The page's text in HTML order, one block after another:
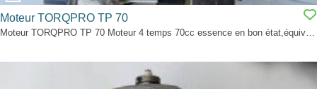
Moteur TORQPRO TP 70
Moteur TORQPRO TP 70 Moteur 4 temps 70cc essence en bon état,équivalent d’un 55 cc,faible consommation. Valeur neuf 700 euros